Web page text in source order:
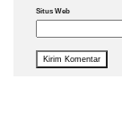
Situs Web